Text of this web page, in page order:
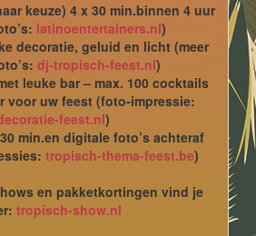
keuze) 4 x 30 min.binnen 4 uur
latinoentertainers.nl)
decoratie, geluid en licht (meer
dj-tropisch-feest.nl)
leuke bar – max. 100 cocktails
voor uw feest (foto-impressie:
feest.nl)
min.en digitale foto’s achteraf
tropisch-thema-feest.be)
en pakketkortingen vind je
tropisch-show.nl